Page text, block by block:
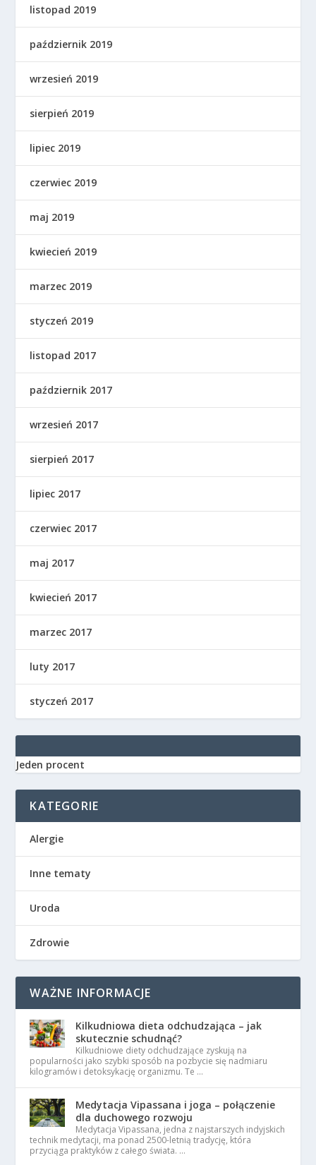
listopad 2019
październik 2019
wrzesień 2019
sierpień 2019
lipiec 2019
czerwiec 2019
maj 2019
kwiecień 2019
marzec 2019
styczeń 2019
listopad 2017
październik 2017
wrzesień 2017
sierpień 2017
lipiec 2017
czerwiec 2017
maj 2017
kwiecień 2017
marzec 2017
luty 2017
styczeń 2017
Jeden procent
KATEGORIE
Alergie
Inne tematy
Uroda
Zdrowie
WAŻNE INFORMACJE
Kilkudniowa dieta odchudzająca – jak
skutecznie schudnąć?
Kilkudniowe diety odchudzające zyskują na
popularności jako szybki sposób na pozbycie się nadmiaru
kilogramów i detoksykację organizmu. Te …
Medytacja Vipassana i joga – połączenie
dla duchowego rozwoju
Medytacja Vipassana, jedna z najstarszych indyjskich
technik medytacji, ma ponad 2500-letnią tradycję, która
przyciąga praktyków z całego świata. …